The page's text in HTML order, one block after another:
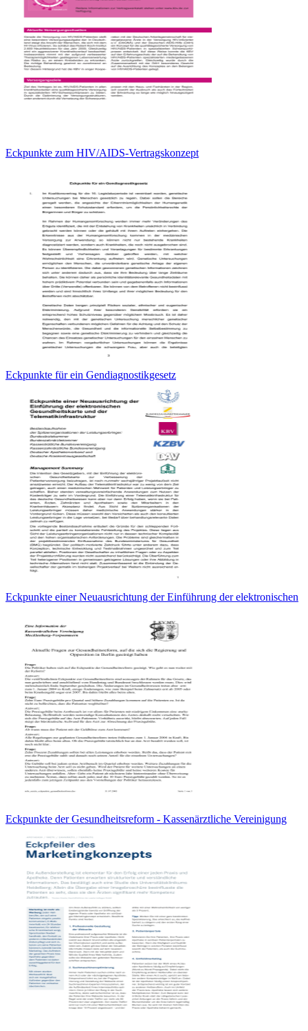
Eckpunkte zum HIV/AIDS-Vertragskonzept
Eckpunkte für ein Gendiagnostikgesetz
Eckpunkte einer Neuausrichtung der Einführung der elektronischen
Eckpunkte der Gesundheitsreform - Kassenärztliche Vereinigung